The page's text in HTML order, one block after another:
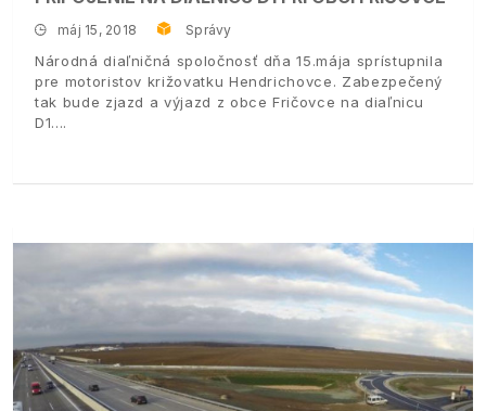
máj 15, 2018 Správy
Národná diaľničná spoločnosť dňa 15.mája sprístupnila
pre motoristov križovatku Hendrichovce. Zabezpečený
tak bude zjazd a výjazd z obce Fričovce na diaľnicu
D1.